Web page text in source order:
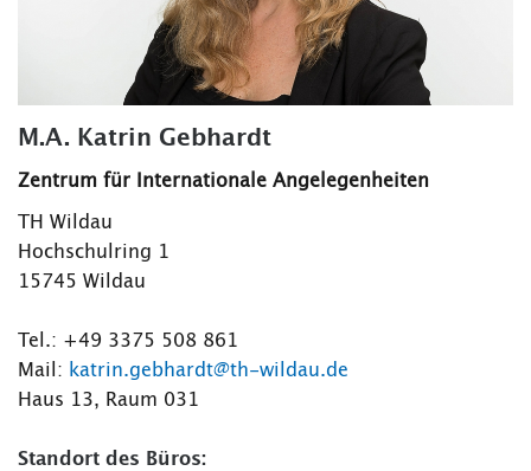
M.A. Katrin Gebhardt
Zentrum für Internationale Angelegenheiten
TH Wildau
Hochschulring 1
15745 Wildau
Tel.: +49 3375 508 861
Mail: katrin.gebhardt@th-wildau.de
Haus 13, Raum 031
Standort des Büros: